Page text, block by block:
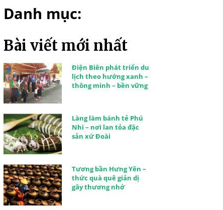
Danh mục:
Bài viết mới nhất
Điện Biên phát triển du
lịch theo hướng xanh –
thông minh – bền vững
Làng làm bánh tẻ Phú
Nhi – nơi lan tỏa đặc
sản xứ Đoài
Tương bần Hưng Yên –
thức quà quê giản dị
gây thương nhớ